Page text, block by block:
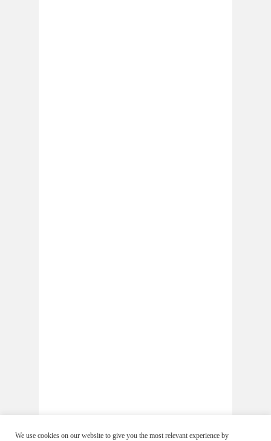
We use cookies on our website to give you the most relevant experience by